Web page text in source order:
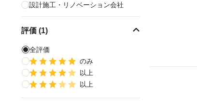
設計施工・リノベーション会社
家具・インテリアショップ
照明・照明デザイン
評価 (1)
全評価
のみ
以上
以上